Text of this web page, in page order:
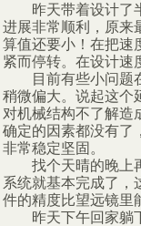
昨天带着设计了半
进展非常顺利，原
算值还要小！在把速
紧而停转。在设计速
目前有些小问题在
稍微偏大。说起这个
对机械结构不了解造
确定的因素都没有了
非常稳定坚固。
找个天晴的晚上再
系统就基本完成了，
件的精度比望远镜里
昨天下午回家躺下